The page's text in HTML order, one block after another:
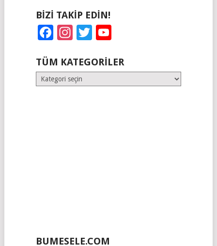
BIZI TAKIP EDIN!
Facebook
Instagram
Twitter
TÜM KATEGORILER
Tüm
Kategoriler
BUMESELE.COM